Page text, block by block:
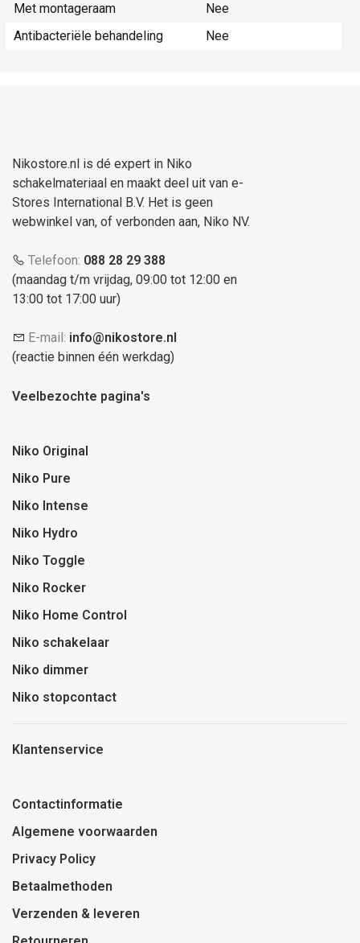
Met montageraam
Nee
Antibacteriële behandeling
Nee
Nikostore.nl is dé expert in Niko
schakelmateriaal en maakt deel uit van e-
Stores International B.V. Het is geen
webwinkel van, of verbonden aan, Niko NV.
Telefoon: 088 28 29 388
(maandag t/m vrijdag, 09:00 tot 12:00 en
13:00 tot 17:00 uur)
E-mail: info@nikostore.nl
(reactie binnen één werkdag)
Veelbezochte pagina's
Niko Original
Niko Pure
Niko Intense
Niko Hydro
Niko Toggle
Niko Rocker
Niko Home Control
Niko schakelaar
Niko dimmer
Niko stopcontact
Klantenservice
Contactinformatie
Algemene voorwaarden
Privacy Policy
Betaalmethoden
Verzenden & leveren